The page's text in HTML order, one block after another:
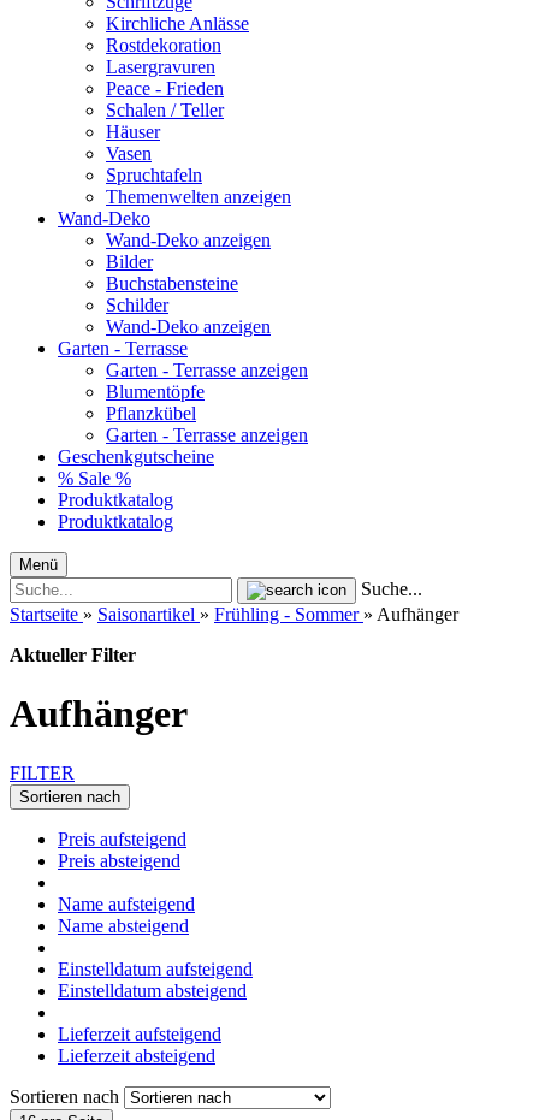
Kirchliche Anlässe
Rostdekoration
Lasergravuren
Peace - Frieden
Schalen / Teller
Häuser
Vasen
Spruchtafeln
Themenwelten anzeigen
Wand-Deko
Wand-Deko anzeigen
Bilder
Buchstabensteine
Schilder
Wand-Deko anzeigen
Garten - Terrasse
Garten - Terrasse anzeigen
Blumentöpfe
Pflanzkübel
Garten - Terrasse anzeigen
Geschenkgutscheine
% Sale %
Produktkatalog
Produktkatalog
Menü
Suche...
Startseite » Saisonartikel » Frühling - Sommer » Aufhänger
Aktueller Filter
Aufhänger
FILTER
Sortieren nach
Preis aufsteigend
Preis absteigend
Name aufsteigend
Name absteigend
Einstelldatum aufsteigend
Einstelldatum absteigend
Lieferzeit aufsteigend
Lieferzeit absteigend
Sortieren nach